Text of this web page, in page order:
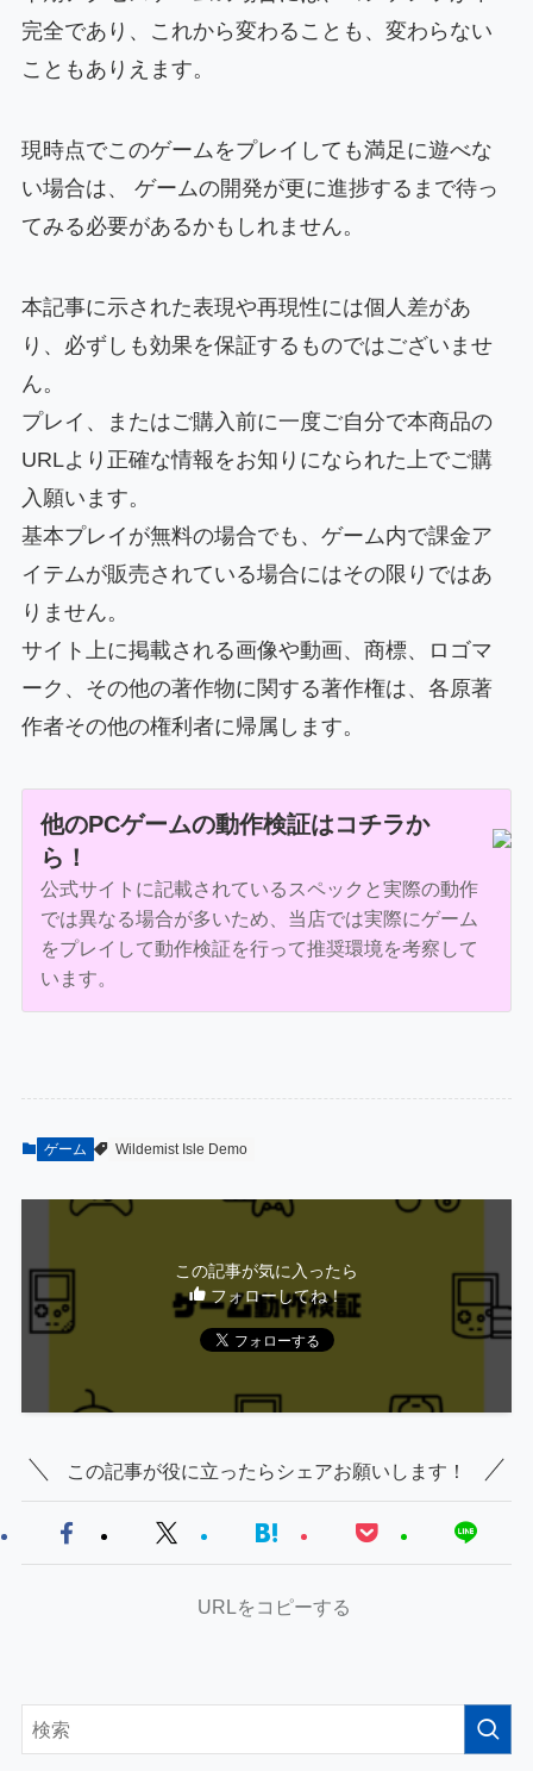
完全であり、これから変わることも、変わらない
こともありえます。
現時点でこのゲームをプレイしても満足に遊べな
い場合は、 ゲームの開発が更に進捗するまで待っ
てみる必要があるかもしれません。
本記事に示された表現や再現性には個人差があ
り、必ずしも効果を保証するものではございませ
ん。
プレイ、またはご購入前に一度ご自分で本商品の
URLより正確な情報をお知りになられた上でご購
入願います。
基本プレイが無料の場合でも、ゲーム内で課金ア
イテムが販売されている場合にはその限りではあ
りません。
サイト上に掲載される画像や動画、商標、ロゴマ
ーク、その他の著作物に関する著作権は、各原著
作者その他の権利者に帰属します。
他のPCゲームの動作検証はコチラか
ら！
公式サイトに記載されているスペックと実際の動作
では異なる場合が多いため、当店では実際にゲーム
をプレイして動作検証を行って推奨環境を考察して
います。
ゲーム Wildemist Isle Demo
この記事が気に入ったら
フォローしてね！
この記事が役に立ったらシェアお願いします！
URLをコピーする